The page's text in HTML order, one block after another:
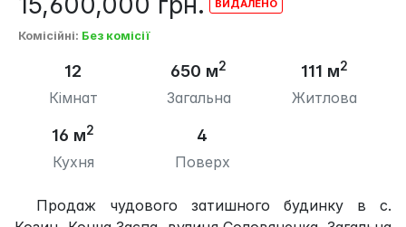
Комісійні: Без комісії
12
Кімнат
650 м2
Загальна
111 м2
Житлова
16 м2
Кухня
4
Поверх
Продаж чудового затишного будинку в с.